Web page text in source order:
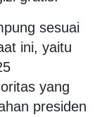
sesuai
ini, yaitu
yang
presiden